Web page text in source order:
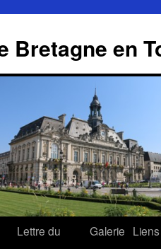
Bretagne en
Lettre du
Galerie Liens